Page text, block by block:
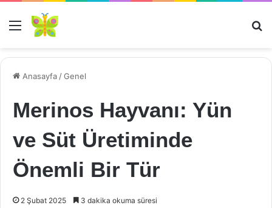
Menü
Anasayfa /Genel
Merinos Hayvanı: Yün
ve Süt Üretiminde
Önemli Bir Tür
2 Şubat 2025 3 dakika okuma süresi